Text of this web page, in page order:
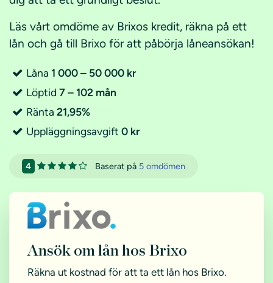
Läs vårt omdöme av Brixos kredit, räkna på ett
lån och gå till Brixo för att påbörja låneansökan!
Låna 1 000 – 50 000 kr
Löptid 7 – 102 mån
Ränta 21,95%
Uppläggningsavgift 0 kr
4 Baserat på 5 omdömen
Ansök om lån hos Brixo
Räkna ut kostnad för att ta ett lån hos Brixo.